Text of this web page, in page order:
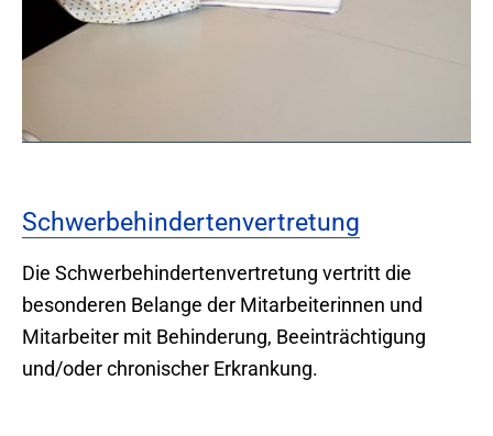
Schwerbehindertenvertretung
Die Schwerbehindertenvertretung vertritt die
besonderen Belange der Mitarbeiterinnen und
Mitarbeiter mit Behinderung, Beeinträchtigung
und/oder chronischer Erkrankung.